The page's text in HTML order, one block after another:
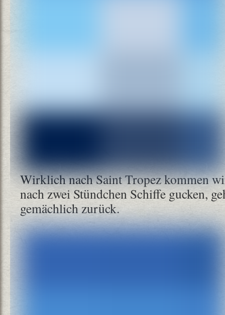
Wirklich nach Saint Tropez kommen
nach zwei Stündchen Schiffe gucken,
gemächlich zurück.